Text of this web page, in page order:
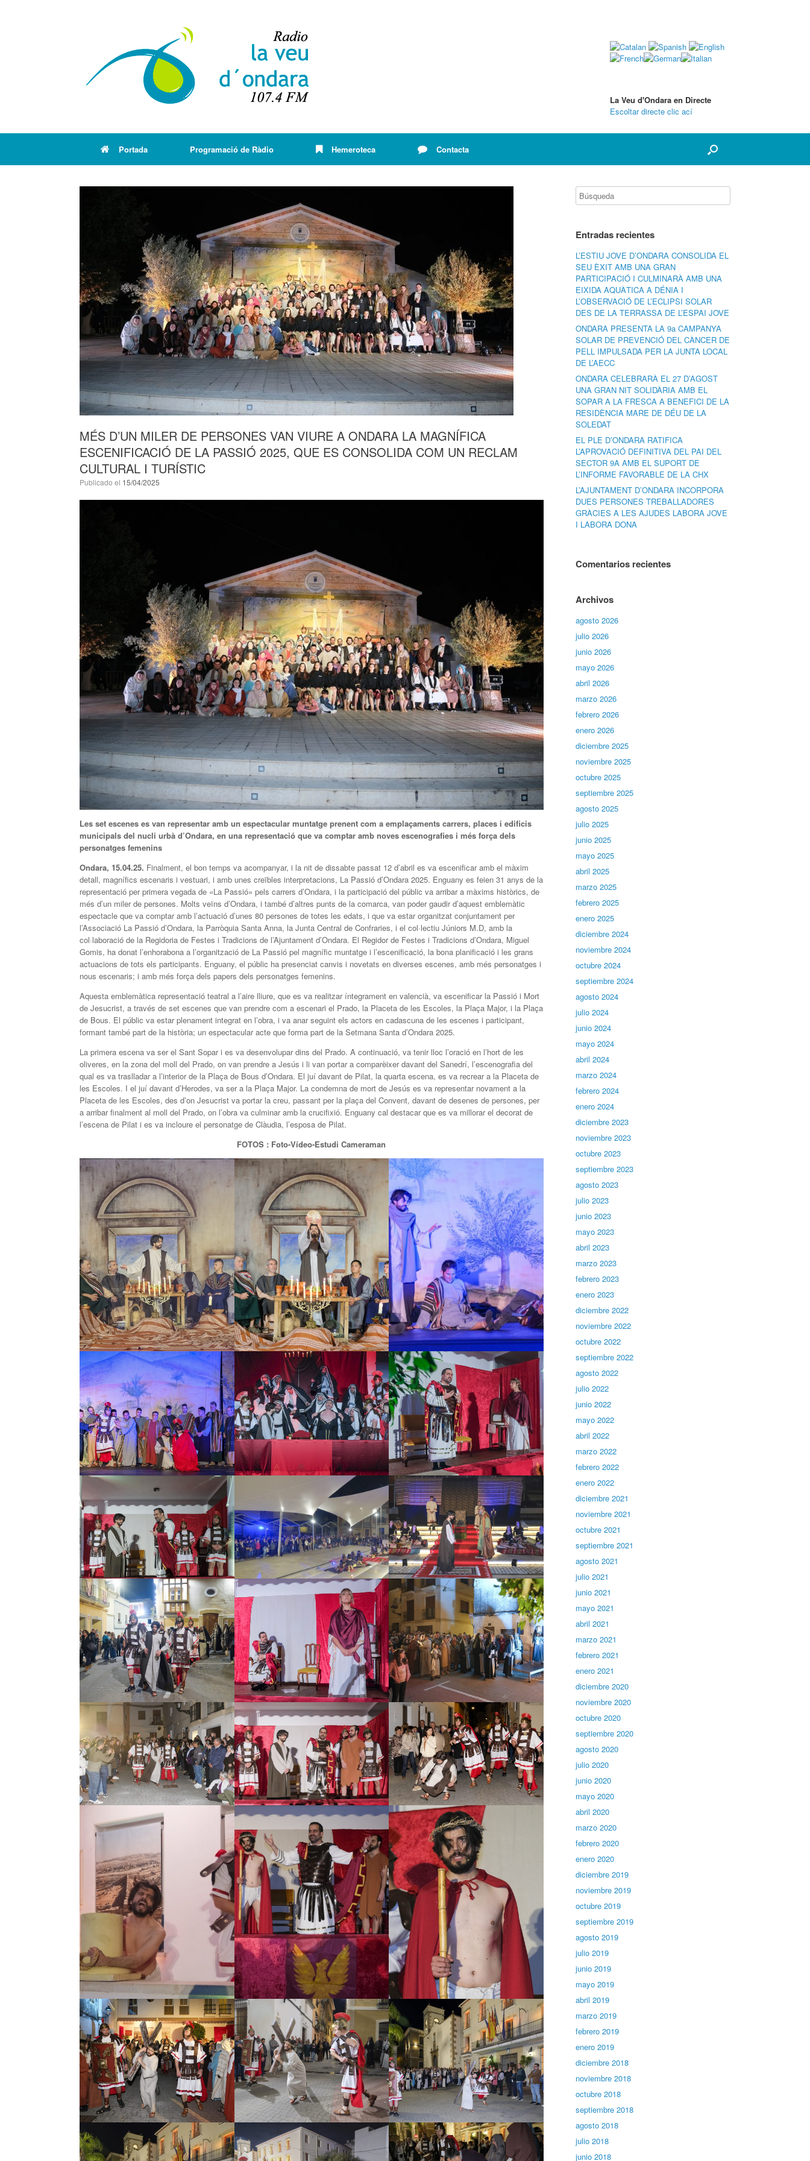
La Veu d'Ondara en Directe
Escoltar directe clic ací
Portada Programació de Ràdio Hemeroteca Contacta
MÉS D’UN MILER DE PERSONES VAN VIURE A ONDARA LA MAGNÍFICA
ESCENIFICACIÓ DE LA PASSIÓ 2025, QUE ES CONSOLIDA COM UN RECLAM
CULTURAL I TURÍSTIC
Publicado el 15/04/2025
Les set escenes es van representar amb un espectacular muntatge prenent com a emplaçaments carrers, places i edificis
municipals del nucli urbà d’Ondara, en una representació que va comptar amb noves escenografies i més força dels
personatges femenins
Ondara, 15.04.25. Finalment, el bon temps va acompanyar, i la nit de dissabte passat 12 d’abril es va escenificar amb el màxim
detall, magnífics escenaris i vestuari, i amb unes creïbles interpretacions, La Passió d’Ondara 2025. Enguany es feien 31 anys de la
representació per primera vegada de «La Passió» pels carrers d’Ondara, i la participació del públic va arribar a màxims històrics, de
més d’un miler de persones. Molts veïns d’Ondara, i també d’altres punts de la comarca, van poder gaudir d’aquest emblemàtic
espectacle que va comptar amb l’actuació d’unes 80 persones de totes les edats, i que va estar organitzat conjuntament per
l’Associació La Passió d’Ondara, la Parròquia Santa Anna, la Junta Central de Confraries, i el col·lectiu Júniors M.D, amb la
col·laboració de la Regidoria de Festes i Tradicions de l’Ajuntament d’Ondara. El Regidor de Festes i Tradicions d’Ondara, Miguel
Gomis, ha donat l’enhorabona a l’organització de La Passió pel magnífic muntatge i l’escenificació, la bona planificació i les grans
actuacions de tots els participants. Enguany, el públic ha presenciat canvis i novetats en diverses escenes, amb més personatges i
nous escenaris; i amb més força dels papers dels personatges femenins.
Aquesta emblemàtica representació teatral a l’aire lliure, que es va realitzar íntegrament en valencià, va escenificar la Passió i Mort
de Jesucrist, a través de set escenes que van prendre com a escenari el Prado, la Placeta de les Escoles, la Plaça Major, i la Plaça
de Bous. El públic va estar plenament integrat en l’obra, i va anar seguint els actors en cadascuna de les escenes i participant,
formant també part de la història; un espectacular acte que forma part de la Setmana Santa d’Ondara 2025.
La primera escena va ser el Sant Sopar i es va desenvolupar dins del Prado. A continuació, va tenir lloc l’oració en l’hort de les
oliveres, en la zona del moll del Prado, on van prendre a Jesús i li van portar a comparèixer davant del Sanedrí, l’escenografia del
qual es va traslladar a l’interior de la Plaça de Bous d’Ondara. El juí davant de Pilat, la quarta escena, es va recrear a la Placeta de
les Escoles. I el juí davant d’Herodes, va ser a la Plaça Major. La condemna de mort de Jesús es va representar novament a la
Placeta de les Escoles, des d’on Jesucrist va portar la creu, passant per la plaça del Convent, davant de desenes de persones, per
a arribar finalment al moll del Prado, on l’obra va culminar amb la crucifixió. Enguany cal destacar que es va millorar el decorat de
l’escena de Pilat i es va incloure el personatge de Clàudia, l’esposa de Pilat.
FOTOS : Foto-Vídeo-Estudi Cameraman
Entradas recientes
L’ESTIU JOVE D’ONDARA CONSOLIDA EL
SEU ÈXIT AMB UNA GRAN
PARTICIPACIÓ I CULMINARÀ AMB UNA
EIXIDA AQUÀTICA A DÉNIA I
L’OBSERVACIÓ DE L’ECLIPSI SOLAR
DES DE LA TERRASSA DE L’ESPAI JOVE
ONDARA PRESENTA LA 9a CAMPANYA
SOLAR DE PREVENCIÓ DEL CÀNCER DE
PELL IMPULSADA PER LA JUNTA LOCAL
DE L’AECC
ONDARA CELEBRARÀ EL 27 D’AGOST
UNA GRAN NIT SOLIDÀRIA AMB EL
SOPAR A LA FRESCA A BENEFICI DE LA
RESIDÈNCIA MARE DE DÉU DE LA
SOLEDAT
EL PLE D’ONDARA RATIFICA
L’APROVACIÓ DEFINITIVA DEL PAI DEL
SECTOR 9A AMB EL SUPORT DE
L’INFORME FAVORABLE DE LA CHX
L’AJUNTAMENT D’ONDARA INCORPORA
DUES PERSONES TREBALLADORES
GRÀCIES A LES AJUDES LABORA JOVE
I LABORA DONA
Comentarios recientes
Archivos
agosto 2026
julio 2026
junio 2026
mayo 2026
abril 2026
marzo 2026
febrero 2026
enero 2026
diciembre 2025
noviembre 2025
octubre 2025
septiembre 2025
agosto 2025
julio 2025
junio 2025
mayo 2025
abril 2025
marzo 2025
febrero 2025
enero 2025
diciembre 2024
noviembre 2024
octubre 2024
septiembre 2024
agosto 2024
julio 2024
junio 2024
mayo 2024
abril 2024
marzo 2024
febrero 2024
enero 2024
diciembre 2023
noviembre 2023
octubre 2023
septiembre 2023
agosto 2023
julio 2023
junio 2023
mayo 2023
abril 2023
marzo 2023
febrero 2023
enero 2023
diciembre 2022
noviembre 2022
octubre 2022
septiembre 2022
agosto 2022
julio 2022
junio 2022
mayo 2022
abril 2022
marzo 2022
febrero 2022
enero 2022
diciembre 2021
noviembre 2021
octubre 2021
septiembre 2021
agosto 2021
julio 2021
junio 2021
mayo 2021
abril 2021
marzo 2021
febrero 2021
enero 2021
diciembre 2020
noviembre 2020
octubre 2020
septiembre 2020
agosto 2020
julio 2020
junio 2020
mayo 2020
abril 2020
marzo 2020
febrero 2020
enero 2020
diciembre 2019
noviembre 2019
octubre 2019
septiembre 2019
agosto 2019
julio 2019
junio 2019
mayo 2019
abril 2019
marzo 2019
febrero 2019
enero 2019
diciembre 2018
noviembre 2018
octubre 2018
septiembre 2018
agosto 2018
julio 2018
junio 2018